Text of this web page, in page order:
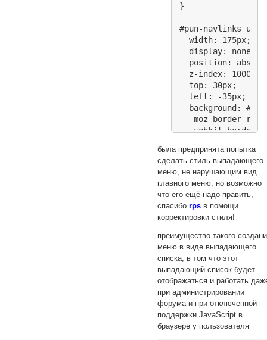
}
#pun-navlinks
  width: 175px;
  display: none;
position:
  z-index: 10000;
  top: 30px;
  left: -35px;
background:
-moz-border-
-webkit-border-
border-radius:
}
#pun-
  float: left;
  display: block;
  width: 100%;
text-align:
font-weight:
padding: 0.5em
margin: 0
position:
}
#pun-navlinks ul
display: block
была предпринята попытка
сделать стиль выпадающего
меню, не нарушающим вид
главного меню, но возможно
что его ещё надо править,
спасибоrps в помощи
корректировки стиля!
преимущество такого
меню в виде выпадающего
списка, в том что этот
выпадающий список будет
отображаться и работать
при администрировании
форума и при отключенной
поддержки JavaScript в
браузере у пользователя